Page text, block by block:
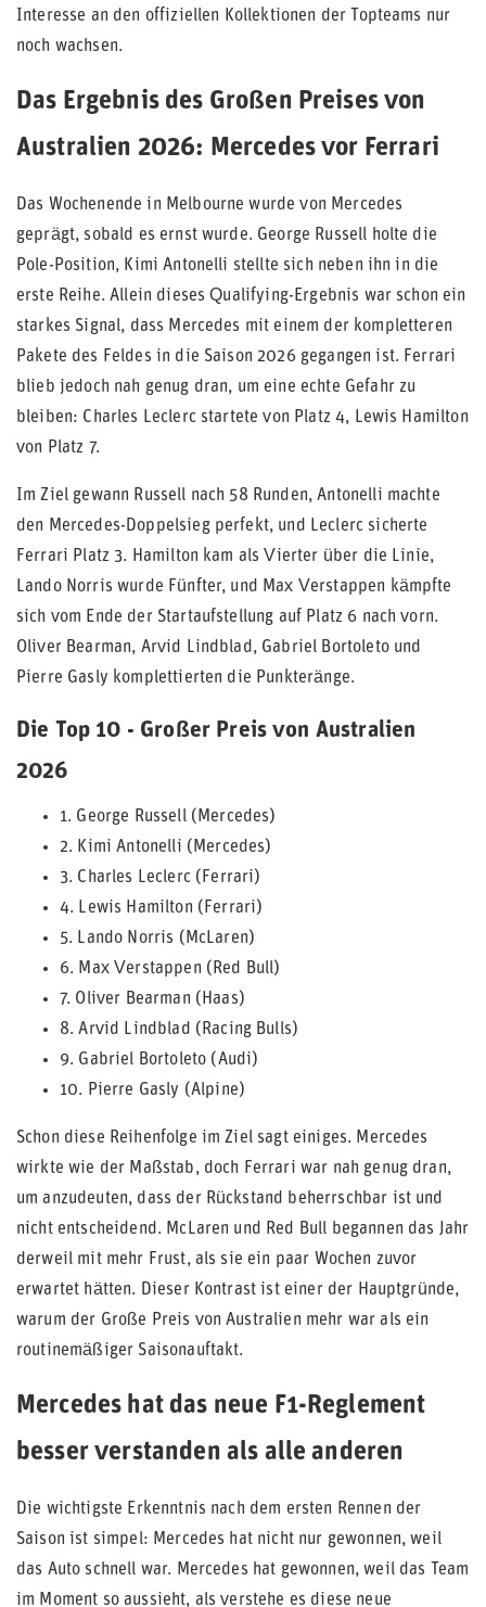
Interesse an den offiziellen Kollektionen der Topteams nur
noch wachsen.
Das Ergebnis des Großen Preises von
Australien 2026: Mercedes vor Ferrari
Das Wochenende in Melbourne wurde von Mercedes
geprägt, sobald es ernst wurde. George Russell holte die
Pole-Position, Kimi Antonelli stellte sich neben ihn in die
erste Reihe. Allein dieses Qualifying-Ergebnis war schon ein
starkes Signal, dass Mercedes mit einem der kompletteren
Pakete des Feldes in die Saison 2026 gegangen ist. Ferrari
blieb jedoch nah genug dran, um eine echte Gefahr zu
bleiben: Charles Leclerc startete von Platz 4, Lewis Hamilton
von Platz 7.
Im Ziel gewann Russell nach 58 Runden, Antonelli machte
den Mercedes-Doppelsieg perfekt, und Leclerc sicherte
Ferrari Platz 3. Hamilton kam als Vierter über die Linie,
Lando Norris wurde Fünfter, und Max Verstappen kämpfte
sich vom Ende der Startaufstellung auf Platz 6 nach vorn.
Oliver Bearman, Arvid Lindblad, Gabriel Bortoleto und
Pierre Gasly komplettierten die Punkteränge.
Die Top 10 - Großer Preis von Australien
2026
1. George Russell (Mercedes)
2. Kimi Antonelli (Mercedes)
3. Charles Leclerc (Ferrari)
4. Lewis Hamilton (Ferrari)
5. Lando Norris (McLaren)
6. Max Verstappen (Red Bull)
7. Oliver Bearman (Haas)
8. Arvid Lindblad (Racing Bulls)
9. Gabriel Bortoleto (Audi)
10. Pierre Gasly (Alpine)
Schon diese Reihenfolge im Ziel sagt einiges. Mercedes
wirkte wie der Maßstab, doch Ferrari war nah genug dran,
um anzudeuten, dass der Rückstand beherrschbar ist und
nicht entscheidend. McLaren und Red Bull begannen das Jahr
derweil mit mehr Frust, als sie ein paar Wochen zuvor
erwartet hätten. Dieser Kontrast ist einer der Hauptgründe,
warum der Große Preis von Australien mehr war als ein
routinemäßiger Saisonauftakt.
Mercedes hat das neue F1-Reglement
besser verstanden als alle anderen
Die wichtigste Erkenntnis nach dem ersten Rennen der
Saison ist simpel: Mercedes hat nicht nur gewonnen, weil
das Auto schnell war. Mercedes hat gewonnen, weil das Team
im Moment so aussieht, als verstehe es diese neue